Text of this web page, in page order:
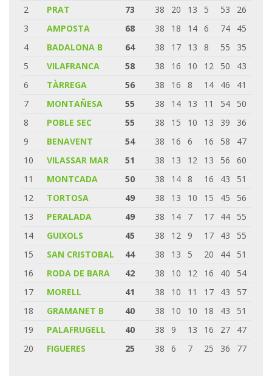
2
PRAT 73 38 20 13 5 53
26
3
AMPOSTA 68 38 18 14 6 74
45
4
BADALONA B 64 38 17 13 8 55
35
5
VILAFRANCA 58 38 16 10 12 50
43
6
TÀRREGA 56 38 16 8 14 46
41
7
MONTAÑESA 55 38 14 13 11 54
50
8
POBLE SEC 55 38 15 10 13 39
36
9
BENAVENT 54 38 16 6 16 58
47
10
VILASSAR MAR 51 38 13 12 13 56
60
11
MONTCADA 50 38 14 8 16 43
51
12
TORTOSA 49 38 13 10 15 45
56
13
PERALADA 49 38 14 7 17 44
55
14
GUIXOLS 45 38 12 9 17 43
55
15
SAN CRISTOBAL 44 38 13 5 20 44
51
16
RODA DE BARA 42 38 10 12 16 40
54
17
MORELL 41 38 10 11 17 43
57
18
GRAMANET B 40 38 10 10 18 43
51
19
PALAFRUGELL 40 38 9 13 16 27
47
20
FIGUERES 25 38 6 7 25 36 77